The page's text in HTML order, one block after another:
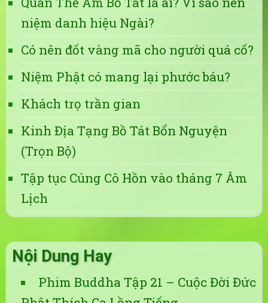
niệm danh hiệu Ngài?
Có nên đốt vàng mã cho người quá cố?
Niệm Phật có mang lại phước báu?
Khách trọ trần gian
Kinh Địa Tạng Bồ Tát Bổn Nguyện
(Trọn Bộ)
Tập tục Cúng Cô Hồn vào tháng 7 Âm
Lịch
Nội Dung Hay
Phim Buddha Tập 21 – Cuộc Đời Đức